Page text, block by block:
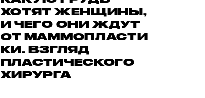
ХОТЯТ ЖЕНЩИНЫ,
И ЧЕГО ОНИ ЖДУТ
ОТ МАММОПЛАСТИ
КИ. ВЗГЛЯД
ПЛАСТИЧЕСКОГО
ХИРУРГА